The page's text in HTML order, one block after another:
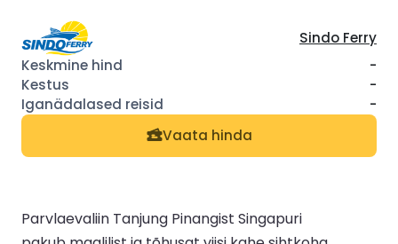
Sindo Ferry
-
-
-
Vaata hinda
Parvlaevaliin Tanjung Pinangist Singapuri